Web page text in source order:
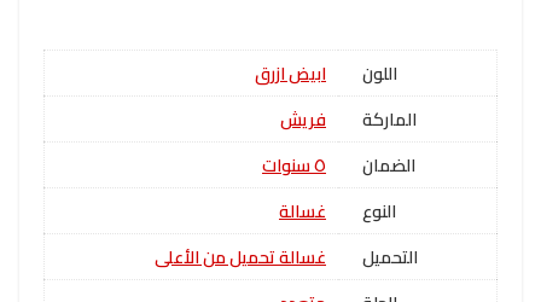
اللون
ابيض ازرق
الماركة
فريش
الضمان
٥ سنوات
النوع
غسالة
التحميل
غسالة تحميل من الأعلى